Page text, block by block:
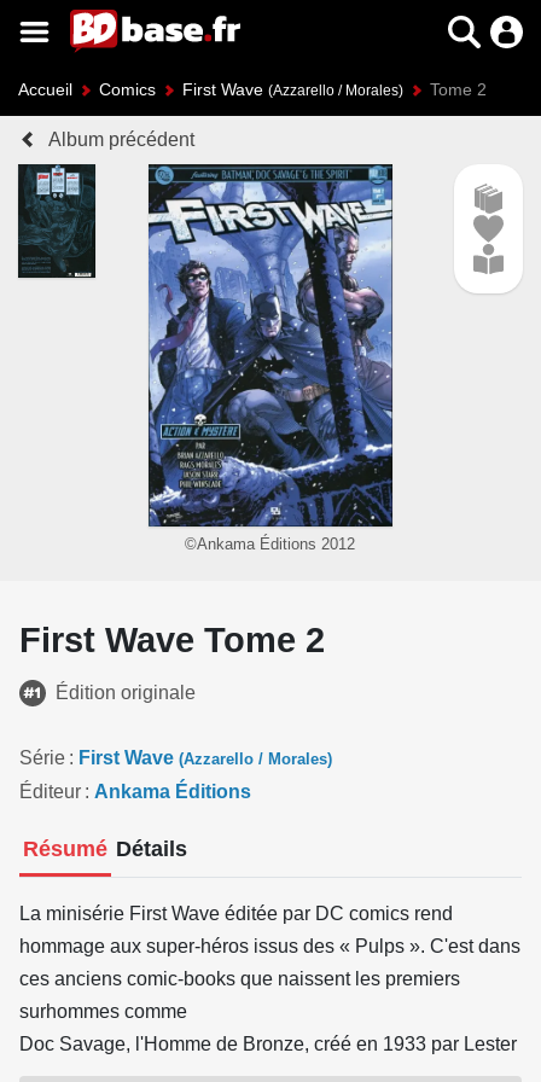
Accueil Comics First Wave (Azzarello / Morales) Tome 2
Album précédent
©Ankama Éditions 2012
First Wave Tome 2
Édition originale
Série First Wave (Azzarello / Morales)
Éditeur Ankama Éditions
Résumé Détails
La minisérie First Wave éditée par DC comics rend
hommage aux super-héros issus des « Pulps ». C'est dans
ces anciens comic-books que naissent les premiers
surhommes comme
Doc Savage, l'Homme de Bronze, créé en 1933 par Lester
Dent et qui inspira notamment le Superman de Siegel et